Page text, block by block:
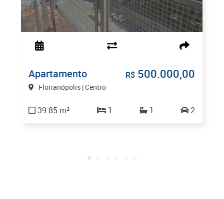
Apartamento
Florianópolis | Centro
R$ 500.000,00
39.85 m² 1 1 2